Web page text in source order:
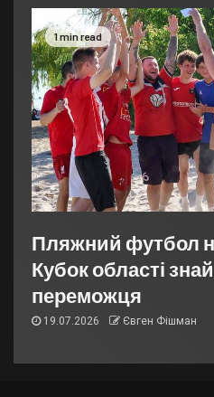
1 min read
Пляжний футбол
Кубок області
переможця
19.07.2026 Євген Фішман